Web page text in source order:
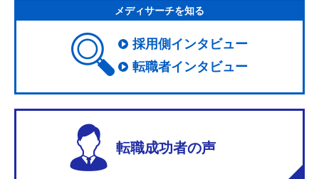
メディサーチを知る
採用側インタビュー
転職者インタビュー
転職成功者の声